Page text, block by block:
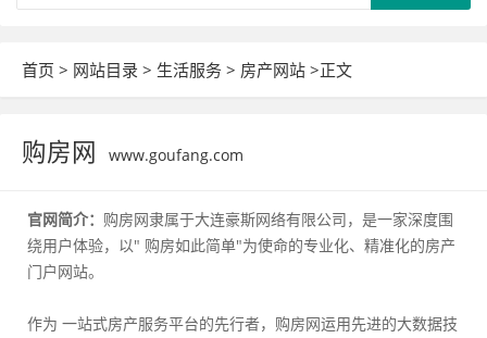
首页 > 网站目录 > 生活服务 > 房产网站 >正文
购房网 www.goufang.com
官网简介： 购房网隶属于大连豪斯网络有限公司，是一家深度围
绕用户体验，以" 购房如此简单"为使命的专业化、精准化的房产
门户网站。
作为 一站式房产服务平台的先行者，购房网运用先进的大数据技